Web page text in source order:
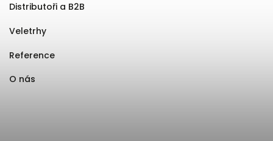
Distributoři a B2B
Veletrhy
Reference
O nás